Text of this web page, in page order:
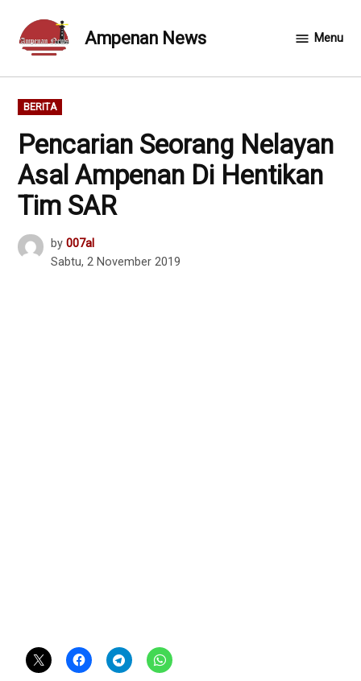
content
Ampenan News Menu
POSTED
IN
BERITA
Pencarian Seorang Nelayan
Asal Ampenan Di Hentikan
Tim SAR
by 007al
Sabtu, 2 November 2019